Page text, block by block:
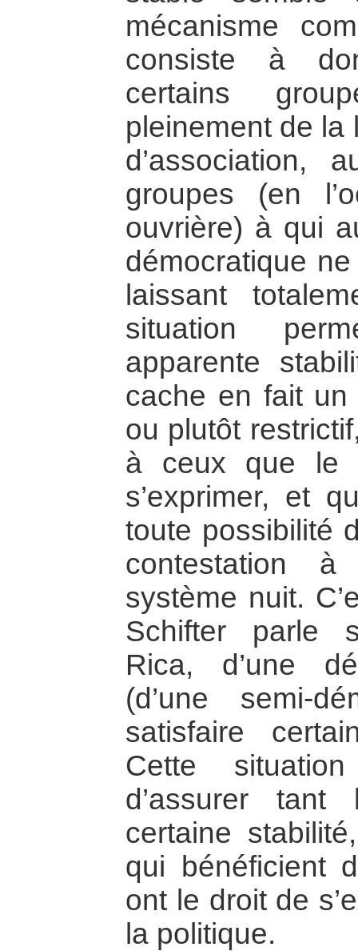
mécanisme
consiste à
certains
pleinement de la
d’association,
groupes (en
ouvrière) à qui
démocratique
laissant
situation
apparente
cache en fait un
ou plutôt
à ceux que le
s’exprimer, et
toute possibilité
contestation
système nuit.
Schifter parle
Rica, d’une
(d’une semi-
satisfaire
Cette
d’assurer
certaine
qui bénéficient
ont le droit de
la politique.